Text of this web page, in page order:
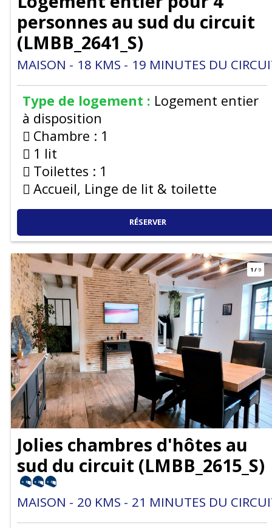
personnes au sud du circuit
(LMBB_2641_S)
MAISON 18 KMS 19 MINUTES DU
Type de logement : Logement entier
à disposition
Chambre : 1
1 lit
Toilettes : 1
Accueil, Linge de lit & toilette
RÉSERVER
1/ 9
Jolies chambres d'hôtes au
sud du circuit (LMBB_2615_S)
MAISON 20 KMS 21 MINUTES DU